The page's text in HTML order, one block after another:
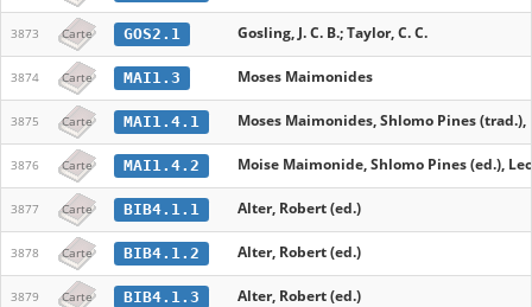
3873 Carte GOS2.1 Gosling, J. C. B.; Taylor, C. C.
3874 Carte MAI1.3 Moses Maimonides
3875 Carte MAI1.4.1 Moses Maimonides, Shlomo Pines
3876 Carte MAI1.4.2 Moise Maimonide, Shlomo Pines (ed.),
3877 Carte BIB4.1.1 Alter, Robert (ed.)
3878 Carte BIB4.1.2 Alter, Robert (ed.)
3879 Carte BIB4.1.3 Alter, Robert (ed.)